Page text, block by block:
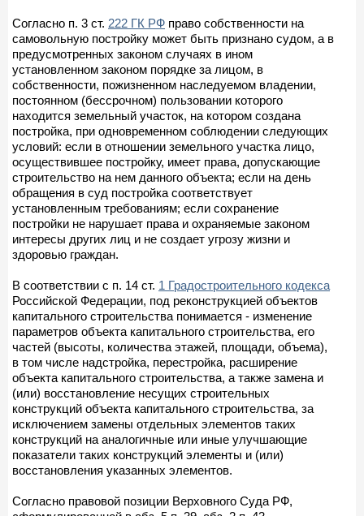
Согласно п. 3 ст. 222 ГК РФ право собственности на
самовольную постройку может быть признано судом, а в
предусмотренных законом случаях в ином
установленном законом порядке за лицом, в
собственности, пожизненном наследуемом владении,
постоянном (бессрочном) пользовании которого
находится земельный участок, на котором создана
постройка, при одновременном соблюдении следующих
условий: если в отношении земельного участка лицо,
осуществившее постройку, имеет права, допускающие
строительство на нем данного объекта; если на день
обращения в суд постройка соответствует
установленным требованиям; если сохранение
постройки не нарушает права и охраняемые законом
интересы других лиц и не создает угрозу жизни и
здоровью граждан.
В соответствии с п. 14 ст. 1 Градостроительного кодекса
Российской Федерации, под реконструкцией объектов
капитального строительства понимается - изменение
параметров объекта капитального строительства, его
частей (высоты, количества этажей, площади, объема),
в том числе надстройка, перестройка, расширение
объекта капитального строительства, а также замена и
(или) восстановление несущих строительных
конструкций объекта капитального строительства, за
исключением замены отдельных элементов таких
конструкций на аналогичные или иные улучшающие
показатели таких конструкций элементы и (или)
восстановления указанных элементов.
Согласно правовой позиции Верховного Суда РФ,